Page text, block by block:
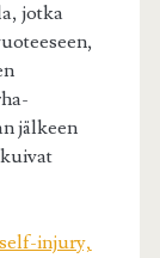
jotka
jälkeen
injury,